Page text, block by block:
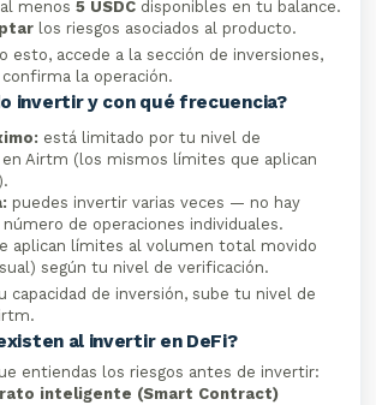
menos 5 USDC disponibles en tu balance.
los riesgos asociados al producto.
esto, accede a la sección de inversiones,
la operación.
invertir y con qué frecuencia?
está limitado por tu nivel de
Airtm (los mismos límites que aplican
puedes invertir varias veces — no hay
de operaciones individuales.
aplican límites al volumen total movido
según tu nivel de verificación.
capacidad de inversión, sube tu nivel de
al invertir en DeFi?
entiendas los riesgos antes de invertir:
inteligente (Smart Contract)